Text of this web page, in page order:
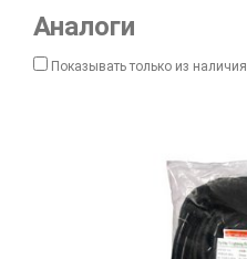
Аналоги
Показывать только из наличия